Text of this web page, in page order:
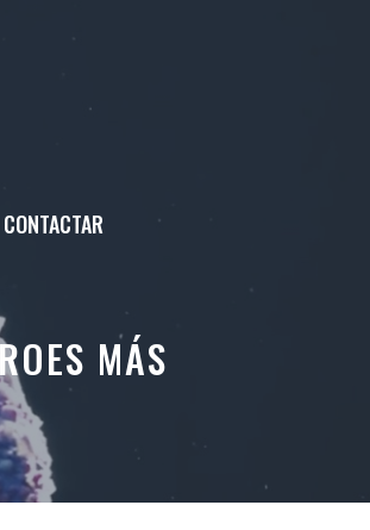
CONTACTAR
MÁS